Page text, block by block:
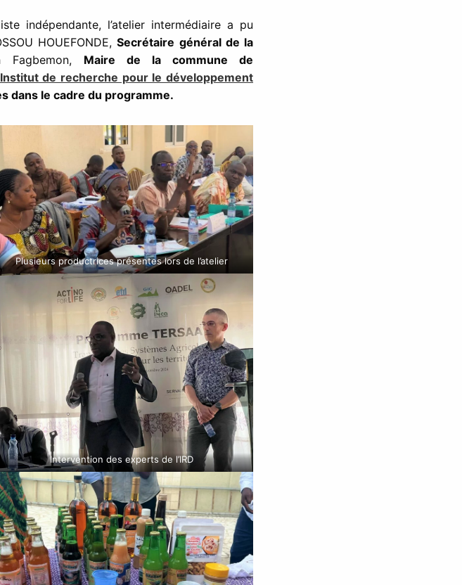
indépendante, l’atelier intermédiaire a pu
HOUEFONDE,Secrétaire général de la
Maire de la commune de
Institut de recherche pour le développement
dans le cadre du programme.
Plusieurs productrices présentes lors de l’atelier
Intervention des experts de l’IRD